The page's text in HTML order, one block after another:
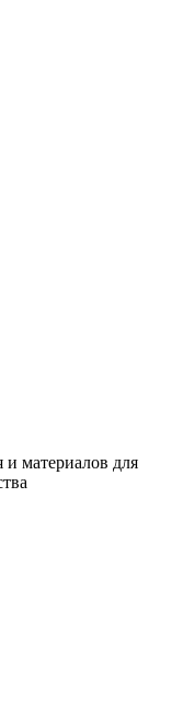
материалов для